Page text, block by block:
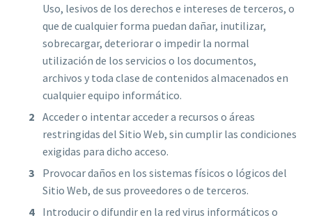
Uso, lesivos de los derechos e intereses de terceros, o
que de cualquier forma puedan dañar, inutilizar,
sobrecargar, deteriorar o impedir la normal
utilización de los servicios o los documentos,
archivos y toda clase de contenidos almacenados en
cualquier equipo informático.
Acceder o intentar acceder a recursos o áreas
restringidas del Sitio Web, sin cumplir las condiciones
exigidas para dicho acceso.
Provocar daños en los sistemas físicos o lógicos del
Sitio Web, de sus proveedores o de terceros.
Introducir o difundir en la red virus informáticos o